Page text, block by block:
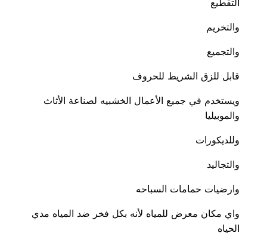
التقطيع
والتخريم
والتجميع
قابل للزق الشريط للحروف
ويستخدم في جميع الأعمال الخشبيه لصناعة الأثاث
والموبيليا
وللديكورات
والتجاليد
وارضيات حمامات السباحه
واي مكان معرض للمياه لأنه بكل فخر ضد المياه مدي
الحياه